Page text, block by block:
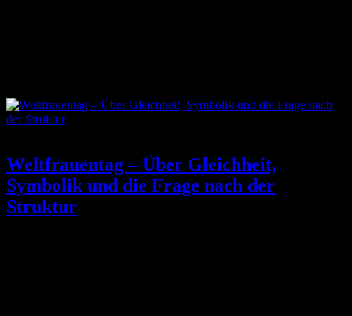
Weltfrauentag – Über Gleichheit,
Symbolik und die Frage nach der
Struktur